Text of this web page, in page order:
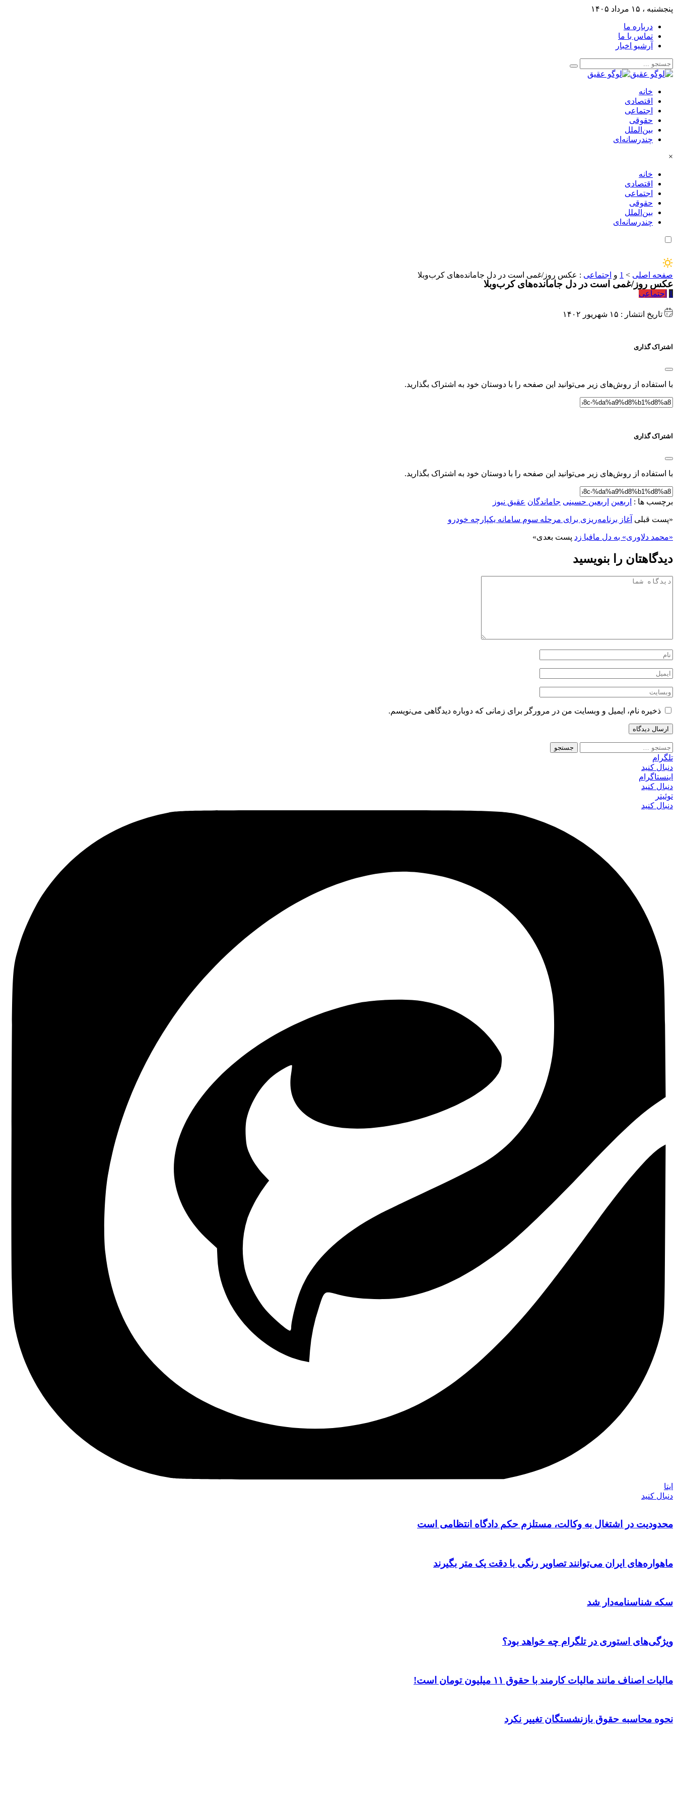
پنجشنبه ، ۱۵ مرداد ۱۴۰۵
درباره ما
تماس با ما
آرشیو اخبار
خانه
اقتصادی
اجتماعی
حقوقی
بین‌الملل
چندرسانه‌ای
×
خانه
اقتصادی
اجتماعی
حقوقی
بین‌الملل
چندرسانه‌ای
صفحه اصلی >
1 و اجتماعی : عکس روز/غمی است در دل جامانده‌های کرب‌وبلا
عکس روز/غمی است در دل جامانده‌های کرب‌وبلا
1 اجتماعی
تاریخ انتشار : ۱۵ شهریور ۱۴۰۲
اشتراک گذاری
با استفاده از روش‌های زیر می‌توانید این صفحه را با دوستان خود به اشتراک بگذارید.
اشتراک گذاری
با استفاده از روش‌های زیر می‌توانید این صفحه را با دوستان خود به اشتراک بگذارید.
برچسب ها : اربعین اربعین حسینی جاماندگان عقیق نیوز
«پست قبلی آغاز برنامه‌ریزی برای مرحله سوم سامانه یکپارچه خودرو
«محمد دلاوری» به دل مافیا زد پست بعدی»
دیدگاهتان را بنویسید
ذخیره نام، ایمیل و وبسایت من در مرورگر برای زمانی که دوباره دیدگاهی می‌نویسم.
جستجو
برای:
تلگرام
دنبال کنید
اینستاگرام
دنبال کنید
توئیتر
دنبال کنید
ایتا
دنبال کنید
محدودیت در اشتغال به وکالت، مستلزم حکم دادگاه انتظامی است
ماهواره‌های ایران می‌توانند تصاویر رنگی با دقت یک متر بگیرند
سکه شناسنامه‌دار شد
ویژگی‌های استوری در تلگرام چه خواهد بود؟
مالیات اصناف مانند مالیات کارمند با حقوق ۱۱ میلیون تومان است!
نحوه محاسبه حقوق بازنشستگان تغییر نکرد